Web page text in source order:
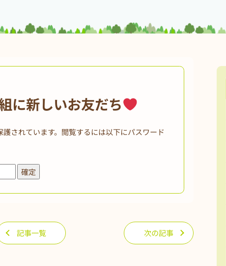
に新しいお友だち
されています。閲覧するには以下にパスワード
記事一覧 次の記事